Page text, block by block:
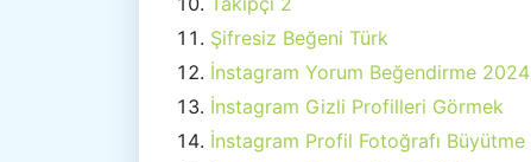
Şifresiz Beğeni Türk
İnstagram Yorum Beğendirme 2024
İnstagram Gizli Profilleri Görmek
İnstagram Profil Fotoğrafı Büyütme